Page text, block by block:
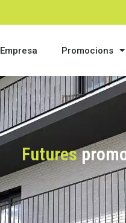
Empresa Promocions
Futures